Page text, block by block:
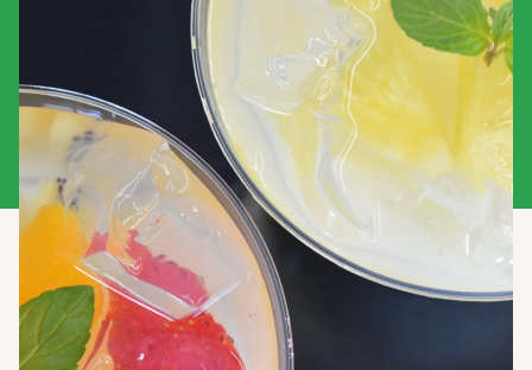
特集記事
レシピ集